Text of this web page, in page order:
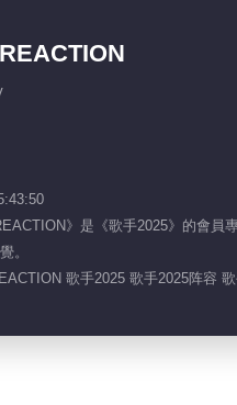
》是《歌手2025》的會
。
歌手2025 歌手2025阵容